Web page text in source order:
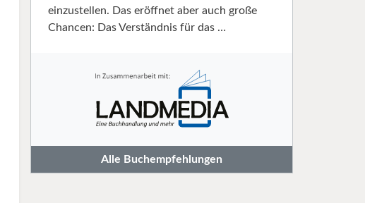
einzustellen. Das eröffnet aber auch große
Chancen: Das Verständnis für das …
Alle Buchempfehlungen